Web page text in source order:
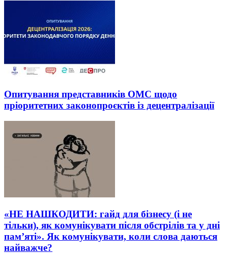
Опитування представників ОМС щодо
пріоритетних законопроєктів із децентралізації
«НЕ НАШКОДИТИ: гайд для бізнесу (і не
тільки), як комунікувати після обстрілів та у дні
пам’яті». Як комунікувати, коли слова даються
найважче?